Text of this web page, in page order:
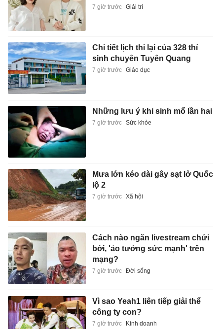
7 giờ trước Giải trí
Chi tiết lịch thi lại của 328 thí
sinh chuyên Tuyên Quang
7 giờ trước Giáo dục
Những lưu ý khi sinh mổ lần hai
7 giờ trước Sức khỏe
Mưa lớn kéo dài gây sạt lở Quốc
lộ 2
7 giờ trước Xã hội
Cách nào ngăn livestream chửi
bới, 'ảo tưởng sức mạnh' trên
mạng?
7 giờ trước Đời sống
Vì sao Yeah1 liên tiếp giải thể
công ty con?
7 giờ trước Kinh doanh